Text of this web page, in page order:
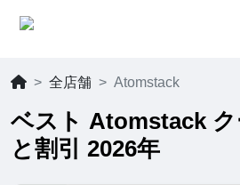
全店舗 Atomstack
ベスト Atomstack
と割引 2026年